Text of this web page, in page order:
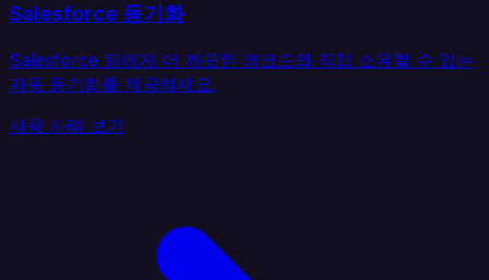
Salesforce 동기화
Salesforce 팀에게 더 깨끗한 레코드와 직접 소유할 수 있는
자동 동기화를 제공하세요.
사용 사례 보기